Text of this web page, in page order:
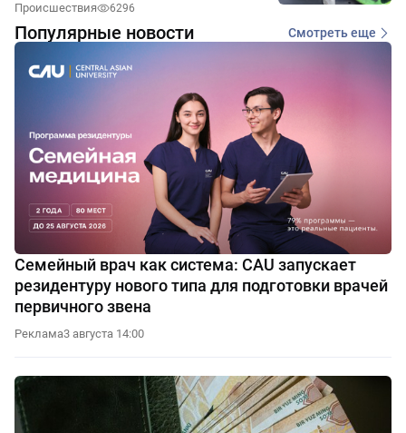
Происшествия 6296
Популярные новости Смотреть еще
Семейный врач как система: CAU запускает
резидентуру нового типа для подготовки врачей
первичного звена
Реклама3 августа 14:00